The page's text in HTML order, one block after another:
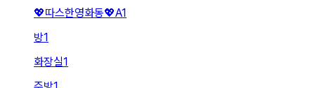
💖따스한영화동💖A1
방1
화장실1